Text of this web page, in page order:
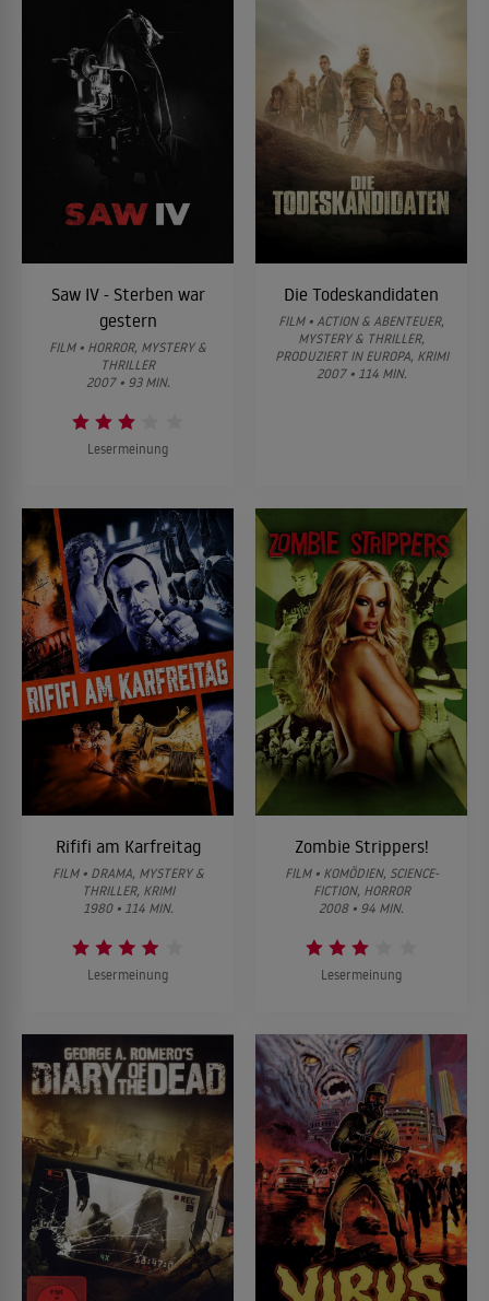
Saw IV - Sterben war
gestern
FILM • HORROR, MYSTERY &
THRILLER
2007 • 93 MIN.
Lesermeinung
Die Todeskandidaten
FILM • ACTION & ABENTEUER,
MYSTERY & THRILLER,
PRODUZIERT IN EUROPA, KRIMI
2007 • 114 MIN.
Rififi am Karfreitag
FILM • DRAMA, MYSTERY &
THRILLER, KRIMI
1980 • 114 MIN.
Lesermeinung
Zombie Strippers!
FILM • KOMÖDIEN, SCIENCE-
FICTION, HORROR
2008 • 94 MIN.
Lesermeinung